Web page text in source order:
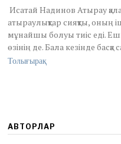
2
6
,
2
Исатай Надинов Атырау
атыраулықтар сияқты, оның
мұнайшы болуы тиіс еді.
өзінің де. Бала кезінде
Толығырақ
АВТОРЛАР